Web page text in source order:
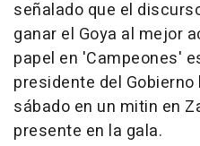
señalado que el
ganar el Goya al mejor
papel en 'Campeones'
presidente del
sábado en un mitin en
presente en la gala.